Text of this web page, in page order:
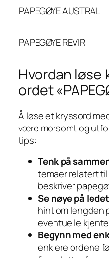
PAPEGØYEAUSTRAL
PAPEGØYEREVIR
Hvordan løse
ordet
Å løse et kryssord
være morsomt og
tips:
Tenk på
temaer relatert
beskriver
Se nøye på
hint om lengden
eventuelle
Begynn med
enklere ordene